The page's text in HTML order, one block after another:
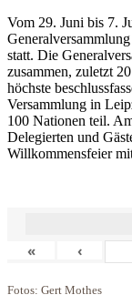
Vom 29. Juni bis 7.
statt. Die
zusammen, zuletzt
höchste
Versammlung in
100 Nationen teil.
Delegierten und
Willkommensfeier
« ‹
Fotos: Gert Mothes